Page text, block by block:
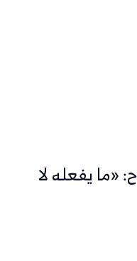
«ما يفعله لا